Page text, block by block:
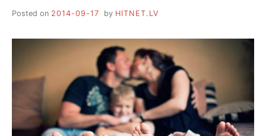
Posted on 2014-09-17 by HITNET.LV